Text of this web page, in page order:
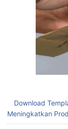
Download
Meningkatkan